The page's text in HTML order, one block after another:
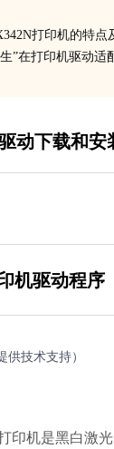
打印机的特
”在打印机驱动适
动下载和安
机驱动程序
供技术支持）
印机是黑白激